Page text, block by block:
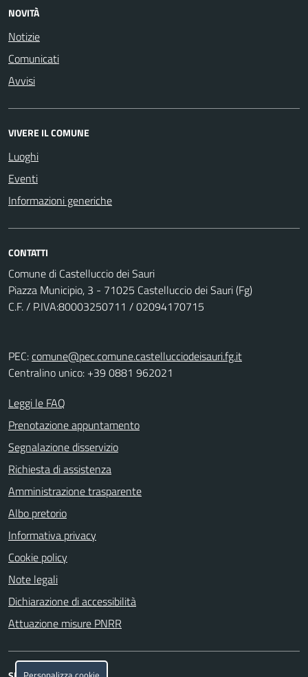
NOVITÀ
Notizie
Comunicati
Avvisi
VIVERE IL COMUNE
Luoghi
Eventi
Informazioni generiche
CONTATTI
Comune di Castelluccio dei Sauri
Piazza Municipio, 3 - 71025 Castelluccio dei Sauri (Fg)
C.F. / P.IVA:80003250711 / 02094170715
PEC:comune@pec.comune.castellucciodeisauri.fg.it
Centralino unico: +39 0881 962021
Leggi le FAQ
Prenotazione appuntamento
Segnalazione disservizio
Richiesta di assistenza
Amministrazione trasparente
Albo pretorio
Informativa privacy
Cookie policy
Note legali
Dichiarazione di accessibilità
Attuazione misure PNRR